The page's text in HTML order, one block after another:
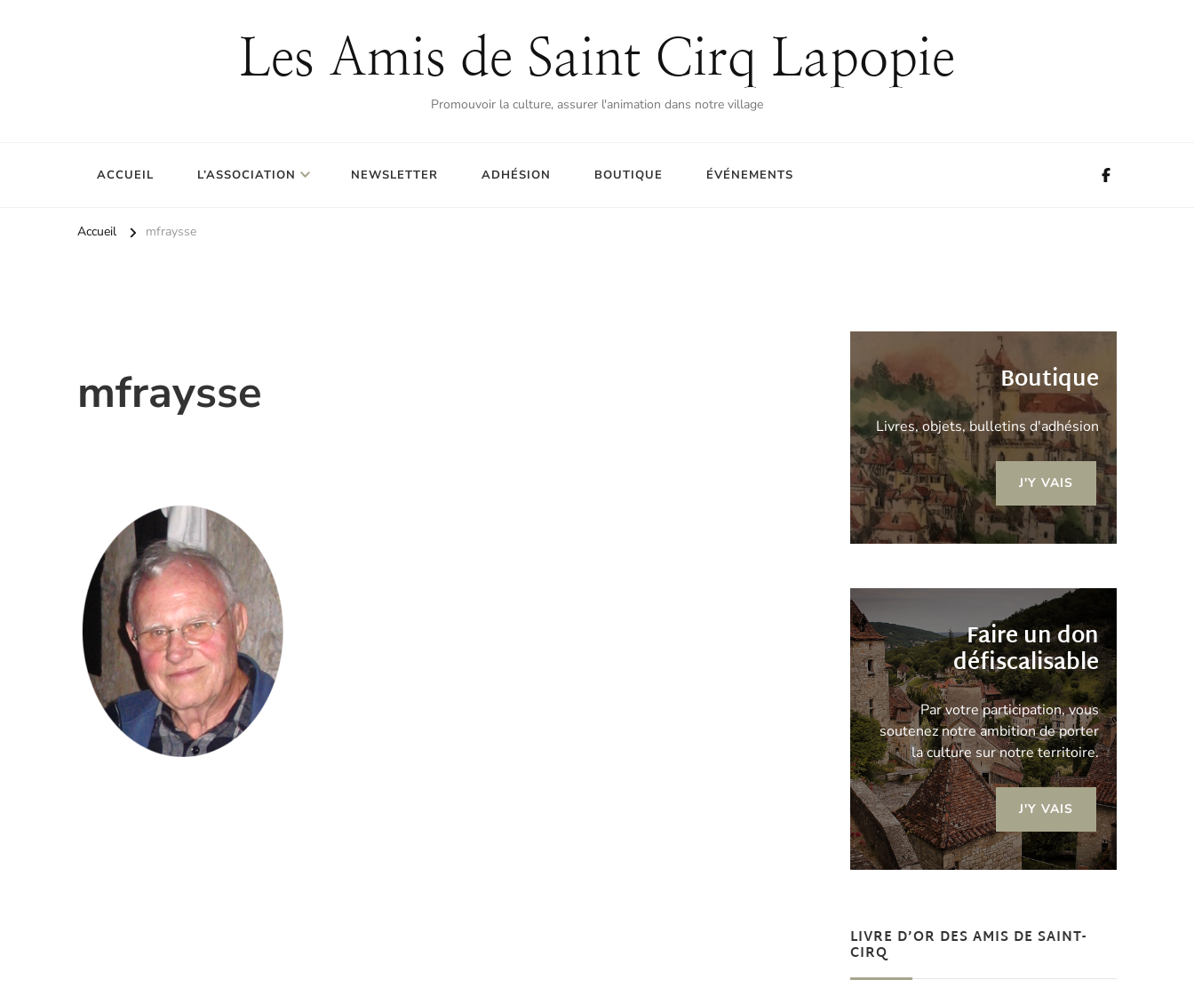
Les Amis de Saint Cirq Lapopie
Promouvoir la culture, assurer l'animation dans notre village
ACCUEIL L’ASSOCIATION NEWSLETTER ADHÉSION BOUTIQUE ÉVÉNEMENTS
Accueil mfraysse
mfraysse Boutique
Livres, objets, bulletins d'adhésion
J'Y VAIS
Faire un don
défiscalisable
Par votre participation, vous
soutenez notre ambition de porter
la culture sur notre territoire.
J'Y VAIS
LIVRE D’OR DES AMIS DE SAINT-
CIRQ